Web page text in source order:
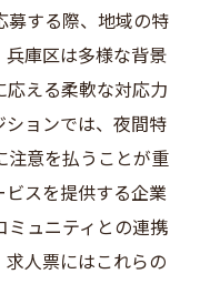
募する際、地域の特
兵庫区は多様な背景
応える柔軟な対応力
ションでは、夜間特
注意を払うことが重
ビスを提供する企業
ミュニティとの連携
求人票にはこれらの